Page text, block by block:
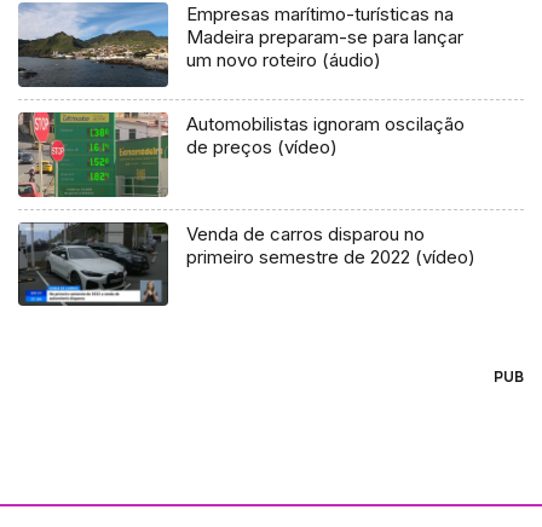
Empresas marítimo-turísticas na
Madeira preparam-se para lançar
um novo roteiro (áudio)
Automobilistas ignoram oscilação
de preços (vídeo)
Venda de carros disparou no
primeiro semestre de 2022 (vídeo)
PUB